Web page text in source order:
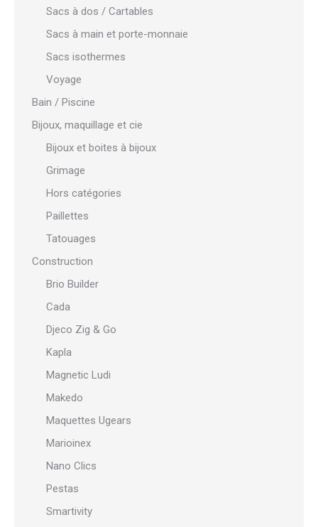
Sacs à dos / Cartables
Sacs à main et porte-monnaie
Sacs isothermes
Voyage
Bain / Piscine
Bijoux, maquillage et cie
Bijoux et boites à bijoux
Grimage
Hors catégories
Paillettes
Tatouages
Construction
Brio Builder
Cada
Djeco Zig & Go
Kapla
Magnetic Ludi
Makedo
Maquettes Ugears
Marioinex
Nano Clics
Pestas
Smartivity